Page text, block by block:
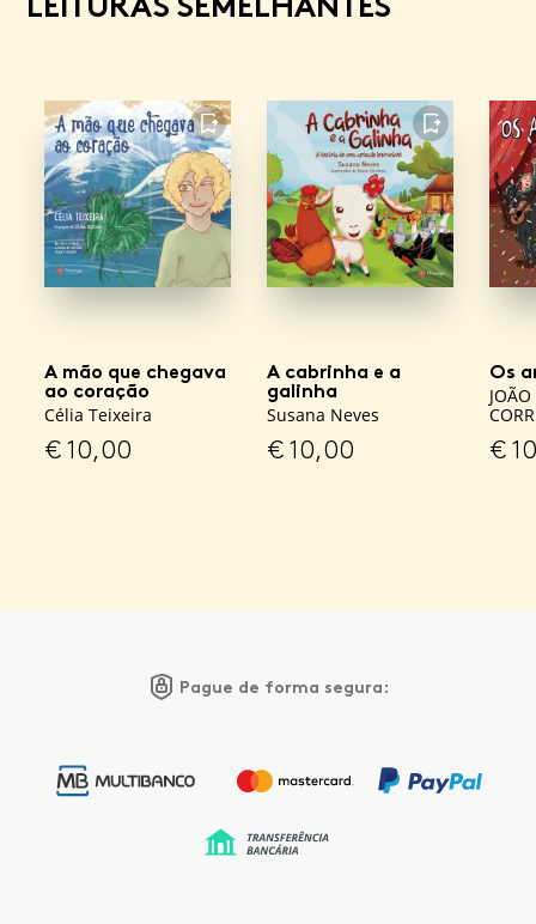
FAVORITO
A mão que chegava
ao coração
Célia Teixeira
€10,00
FAVORITO
A cabrinha e a
galinha
Susana Neves
€10,00
Os
€
Pague de forma segura: